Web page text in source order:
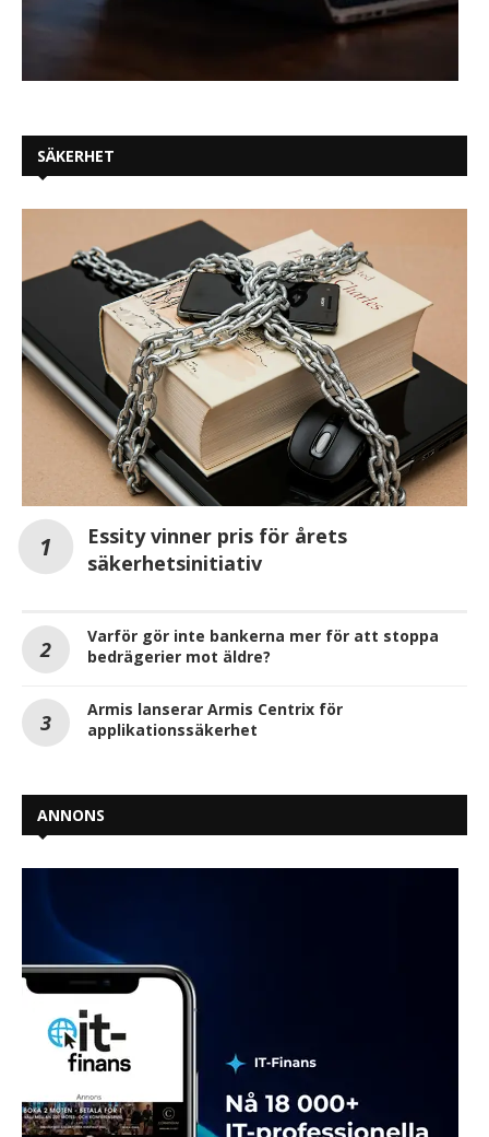
SÄKERHET
Essity vinner pris för årets
säkerhetsinitiativ
Varför gör inte bankerna mer för att stoppa
bedrägerier mot äldre?
Armis lanserar Armis Centrix för
applikationssäkerhet
ANNONS